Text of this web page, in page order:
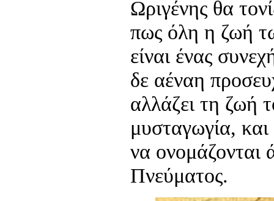
Ωριγένης θα
πως όλη η ζωή
είναι ένας
δε αέναη
αλλάζει τη ζωή
μυσταγωγία,
να ονομάζονται
Πνεύματος.